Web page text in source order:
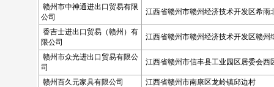
赣州市中神通进出口贸易有限
公司
江西省赣州市赣州经济技术开发区希雨
香吉士进出口贸易（赣州）有
限公司
江西省赣州市赣州经济技术开发区赣州
赣州市众光进出口贸易有限公
司
江西省赣州市信丰县工业园区居委会西
赣州百久元家具有限公司
江西省赣州市南康区龙岭镇邱边村